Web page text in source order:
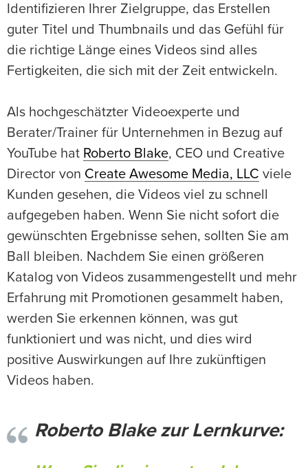
Identifizieren Ihrer Zielgruppe, das Erstellen
guter Titel und Thumbnails und das Gefühl für
die richtige Länge eines Videos sind alles
Fertigkeiten, die sich mit der Zeit entwickeln.
Als hochgeschätzter Videoexperte und
Berater/Trainer für Unternehmen in Bezug auf
YouTube hat Roberto Blake, CEO und Creative
Director von Create Awesome Media, LLC viele
Kunden gesehen, die Videos viel zu schnell
aufgegeben haben. Wenn Sie nicht sofort die
gewünschten Ergebnisse sehen, sollten Sie am
Ball bleiben. Nachdem Sie einen größeren
Katalog von Videos zusammengestellt und mehr
Erfahrung mit Promotionen gesammelt haben,
werden Sie erkennen können, was gut
funktioniert und was nicht, und dies wird
positive Auswirkungen auf Ihre zukünftigen
Videos haben.
Roberto Blake zur Lernkurve: